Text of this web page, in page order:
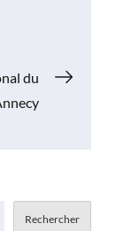
du
Rechercher